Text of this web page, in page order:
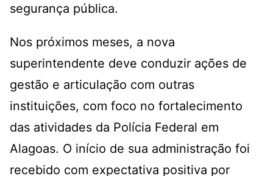
segurança pública.
Nos próximos meses, a nova
superintendente deve conduzir ações de
gestão e articulação com outras
instituições, com foco no fortalecimento
das atividades da Polícia Federal em
Alagoas. O início de sua administração foi
recebido com expectativa positiva por